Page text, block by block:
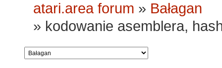
atari.area forum » Bałagan
» kodowanie asemblera,